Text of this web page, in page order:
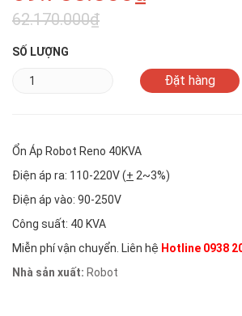
62.170.000₫
SỐ LƯỢNG
Ổn Áp Robot Reno 40KVA
Điện áp ra: 110-220V (+ 2~3%)
Điện áp vào: 90-250V
Công suất: 40 KVA
Miễn phí vận chuyển. Liên hệ Hotline 0938
Nhà sản xuất: Robot